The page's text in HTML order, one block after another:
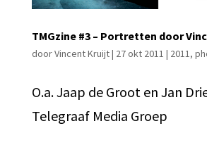
TMGzine #3 – Portretten door
doorVincent Kruijt| 27 okt 2011 | 2011,
O.a. Jaap de Groot en Jan
Telegraaf Media Groep